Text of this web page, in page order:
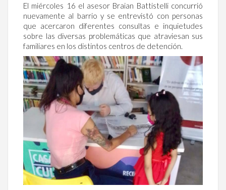
El miércoles 16 el asesor Braian Battistelli concurrió
nuevamente al barrio y se entrevistó con personas
que acercaron diferentes consultas e inquietudes
sobre las diversas problemáticas que atraviesan sus
familiares en los distintos centros de detención.